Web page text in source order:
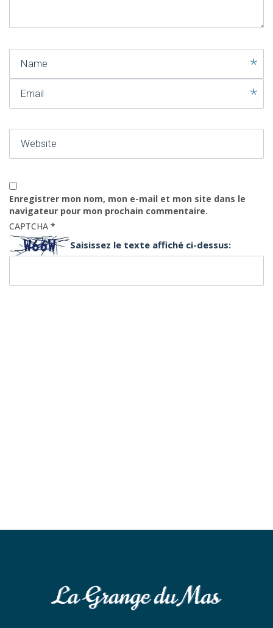
Enregistrer mon nom, mon e-mail et mon site dans le
navigateur pour mon prochain commentaire.
CAPTCHA *
Saisissez le texte affiché ci-dessus: